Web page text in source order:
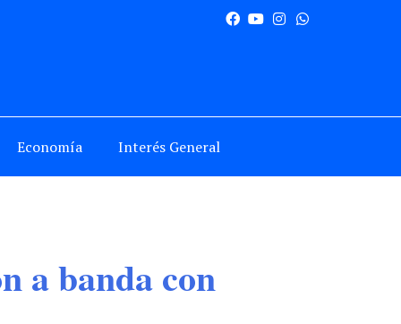
Economía Interés General
a banda con